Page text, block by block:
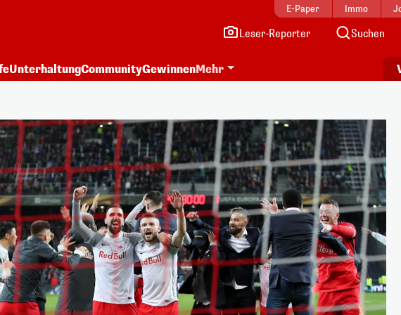
E-Paper Immo
Leser-Reporter Suchen
UnterhaltungCommunityGewinnenMehr